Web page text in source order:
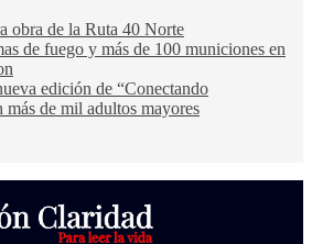
obra de la Ruta 40 Norte
de fuego y más de 100 municiones en
edición de “Conectando
más de mil adultos mayores